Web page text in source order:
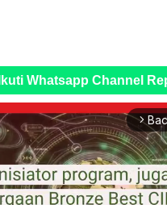
Ikuti Whatsapp Channel
arrow_forward_ios